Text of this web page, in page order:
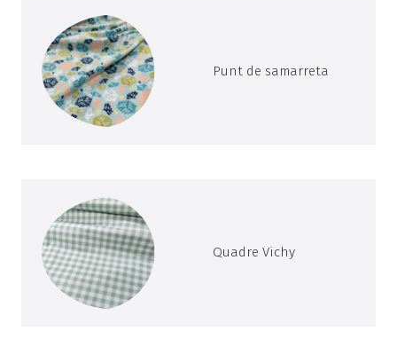
Punt de samarreta
Quadre Vichy